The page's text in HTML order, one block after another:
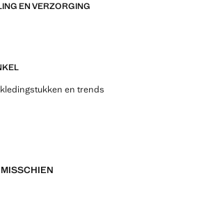
EN VERZORGING
en trends